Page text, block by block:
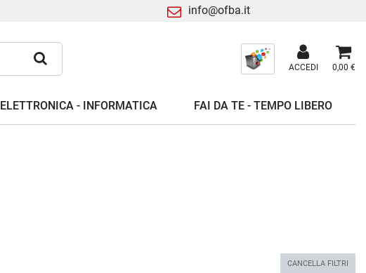
info@ofba.it
ACCEDI 0,00 €
ELETTRONICA - INFORMATICA FAI DA TE - TEMPO LIBERO
CANCELLA FILTRI